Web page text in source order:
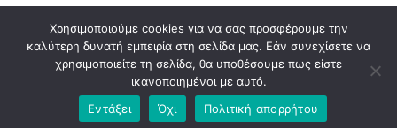
Χρησιμοποιούμε cookies για να σας προσφέρουμε την
καλύτερη δυνατή εμπειρία στη σελίδα μας. Εάν συνεχίσετε να
χρησιμοποιείτε τη σελίδα, θα υποθέσουμε πως είστε
ικανοποιημένοι με αυτό.
Εντάξει
Όχι Πολιτική απορρήτου